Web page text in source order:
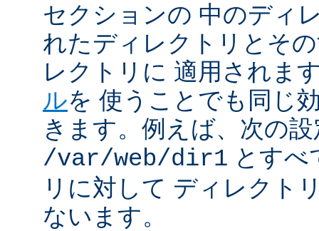
セクションの 中のディ
れたディレクトリとそ
レクトリに 適用されま
ルを 使うことでも同じ
きます。例えば、次の
/var/web/dir1 とすべ
リに対して ディレクト
ないます。